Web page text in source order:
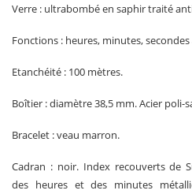
Verre : ultrabombé en saphir traité
Fonctions : heures, minutes,
Etanchéité : 100 mètres.
Boîtier : diamètre 38,5 mm. Acier poli-
Bracelet : veau marron.
Cadran : noir. Index recouverts de
des heures et des minutes